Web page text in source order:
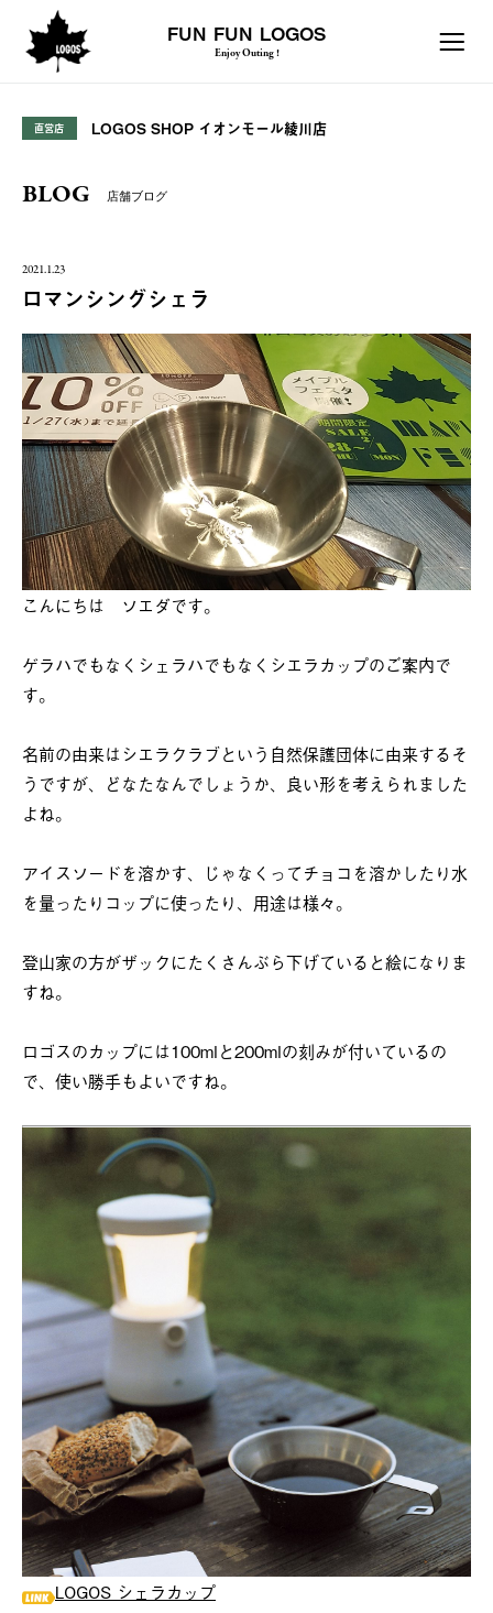
FUN FUN LOGOS
Enjoy Outing !
直営店 LOGOS SHOP イオンモール綾川店
BLOG 店舗ブログ
2021.1.23
ロマンシングシェラ
こんにちは ソエダです。
ゲラハでもなくシェラハでもなくシエラカップのご案内で
す。
名前の由来はシエラクラブという自然保護団体に由来するそ
うですが、どなたなんでしょうか、良い形を考えられました
よね。
アイスソードを溶かす、じゃなくってチョコを溶かしたり水
を量ったりコップに使ったり、用途は様々。
登山家の方がザックにたくさんぶら下げていると絵になりま
すね。
ロゴスのカップには100mlと200mlの刻みが付いているの
で、使い勝手もよいですね。
LOGOS シェラカップ